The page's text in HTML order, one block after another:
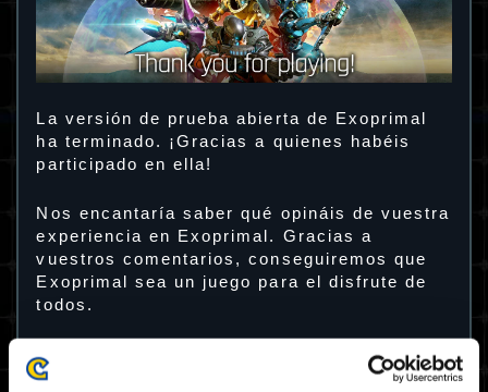
La versión de prueba abierta de Exoprimal
ha terminado. ¡Gracias a quienes habéis
participado en ella!
Nos encantaría saber qué opináis de vuestra
experiencia en Exoprimal. Gracias a
vuestros comentarios, conseguiremos que
Exoprimal sea un juego para el disfrute de
todos.
Periodo de la encuesta de opinión
Del viernes 17 de marzo de 2023 a las 00:00